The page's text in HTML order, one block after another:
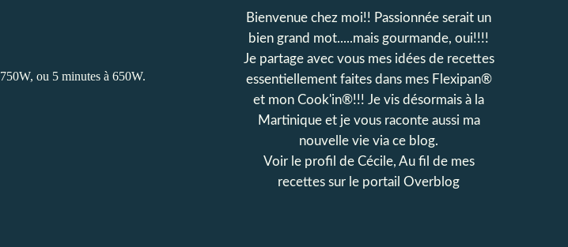
ou 5 minutes à 650W.
Bienvenue chez moi!! Passionnée serait un
bien grand mot.....mais gourmande, oui!!!!
Je partage avec vous mes idées de recettes
essentiellement faites dans mes Flexipan®
et mon Cook'in®!!! Je vis désormais à la
Martinique et je vous raconte aussi ma
nouvelle vie via ce blog.
Voir le profil de Cécile, Au fil de mes
recettes sur le portail Overblog